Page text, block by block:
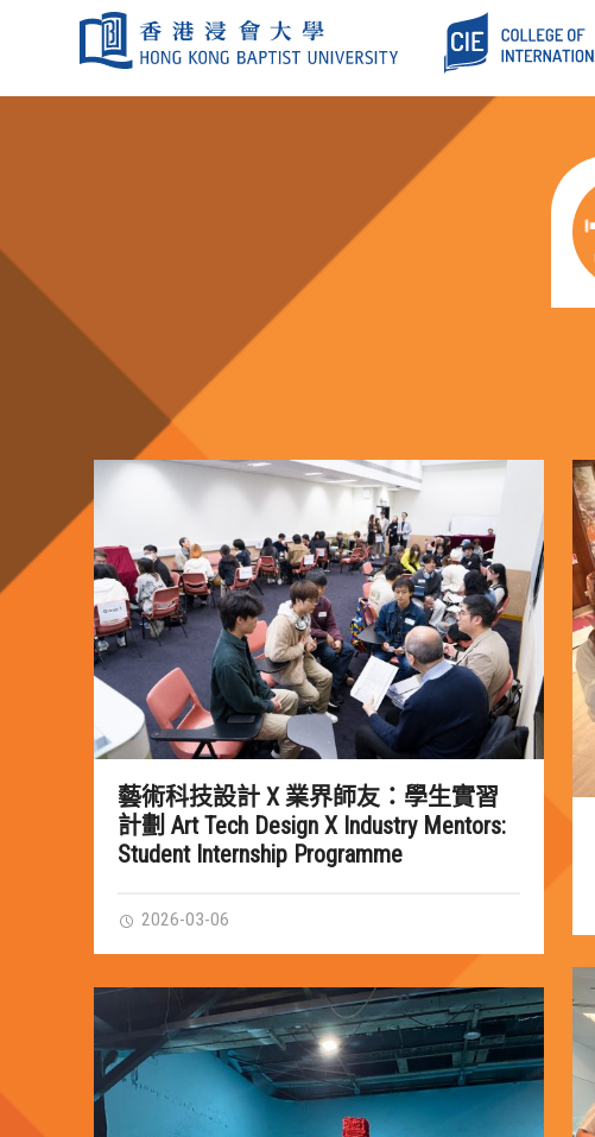
藝術科技設計 X 業界師友：學生實習
計劃 Art Tech Design X Industry Mentors:
Student Internship Programme
2026-03-06